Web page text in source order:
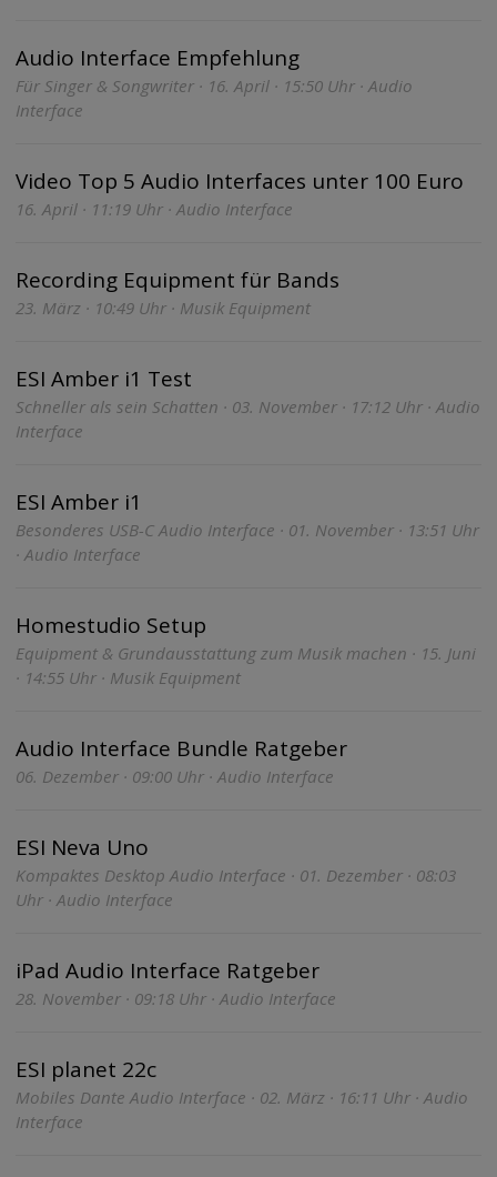
Audio Interface Empfehlung
Für Singer & Songwriter · 16. April · 15:50 Uhr · Audio
Interface
Video Top 5 Audio Interfaces unter 100 Euro
16. April · 11:19 Uhr · Audio Interface
Recording Equipment für Bands
23. März · 10:49 Uhr · Musik Equipment
ESI Amber i1 Test
Schneller als sein Schatten · 03. November · 17:12 Uhr · Audio
Interface
ESI Amber i1
Besonderes USB-C Audio Interface · 01. November · 13:51 Uhr
· Audio Interface
Homestudio Setup
Equipment & Grundausstattung zum Musik machen · 15. Juni
· 14:55 Uhr · Musik Equipment
Audio Interface Bundle Ratgeber
06. Dezember · 09:00 Uhr · Audio Interface
ESI Neva Uno
Kompaktes Desktop Audio Interface · 01. Dezember · 08:03
Uhr · Audio Interface
iPad Audio Interface Ratgeber
28. November · 09:18 Uhr · Audio Interface
ESI planet 22c
Mobiles Dante Audio Interface · 02. März · 16:11 Uhr · Audio
Interface